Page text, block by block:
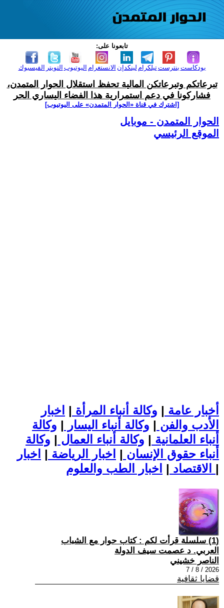
تابعونا على:
الفيسبوك التويتر اليوتيوب الانستغرام لينكدإن تيلكرامبنترست بودكاست
تبرعاتكم وتبرعاتكن المالية تحفظ استقلال الحوار المتمدن،
فشاركونا في دعم استمرارية هذا الفضاء اليساري الحر
[اشترك في قناة ‫«الحوار المتمدن» على اليوتيوب]
الحوار المتمدن - موبايل
الموقع الرئيسي
أخبار عامة | وكالة أنباء المرأة | اخبار
الأدب والفن | وكالة أنباء اليسار | وكالة
أنباء العلمانية | وكالة أنباء العمال | وكالة
أنباء حقوق الإنسان | اخبار الرياضة | اخبار
الاقتصاد | |
(1) سلسلة قرأت لكم : كتاب حوار مع الشباب
العربي. د عصمت سيف الدولة
الناصر خشيني
2026 / 8 / 7
قضايا ثقافية